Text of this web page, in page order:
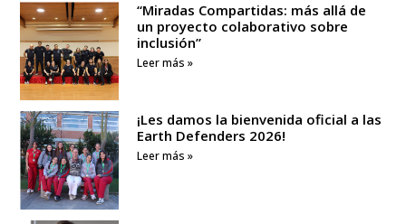
“Miradas Compartidas: más allá de
un proyecto colaborativo sobre
inclusión”
Leer más »
¡Les damos la bienvenida oficial a las
Earth Defenders 2026!
Leer más »